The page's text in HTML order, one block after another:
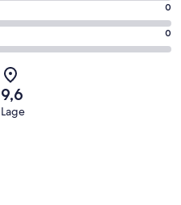
0
0
9,6
Lage